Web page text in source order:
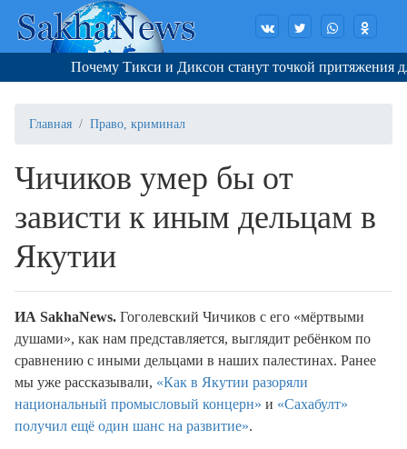
Почему Тикси и Диксон станут точкой притяжения для
Главная Право, криминал
Чичиков умер бы от
зависти к иным дельцам в
Якутии
ИA SakhaNews. Гоголевский Чичиков с его «мёртвыми
душами», как нам представляется, выглядит ребёнком по
сравнению с иными дельцами в наших палестинах. Ранее
мы уже рассказывали, «Как в Якутии разоряли
национальный промысловый концерн» и «Сахабулт»
получил ещё один шанс на развитие».